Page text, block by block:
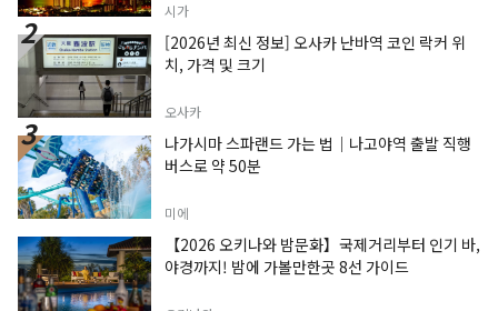
시가
[2026년 최신 정보] 오사카 난바역 코인 락커 위
치, 가격 및 크기
오사카
나가시마 스파랜드 가는 법｜나고야역 출발 직행
버스로 약 50분
미에
【2026 오키나와 밤문화】국제거리부터 인기 바,
야경까지! 밤에 가볼만한곳 8선 가이드